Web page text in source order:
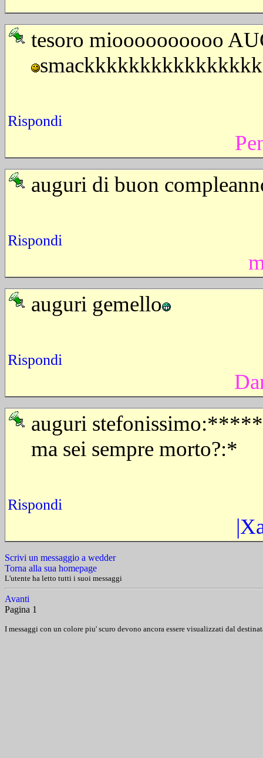
tesoro mioooooooooo
Rispondi
auguri di buon
Rispondi
auguri gemello
Rispondi
auguri
ma sei sempre morto?:*
Rispondi
Scrivi un messaggio a wedder
Torna alla sua homepage
L'utente ha letto tutti i suoi messaggi
Avanti
Pagina 1
I messaggi con un colore piu' scuro devono ancora essere visualizzati dal